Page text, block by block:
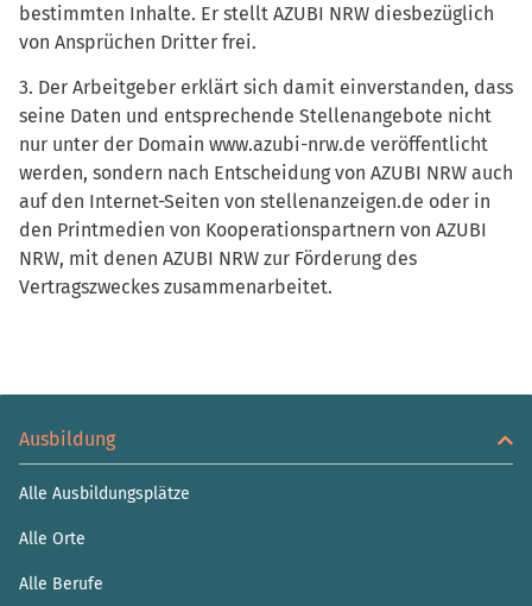
bestimmten Inhalte. Er stellt AZUBI NRW diesbezüglich
von Ansprüchen Dritter frei.
3. Der Arbeitgeber erklärt sich damit einverstanden, dass
seine Daten und entsprechende Stellenangebote nicht
nur unter der Domain www.azubi-nrw.de veröffentlicht
werden, sondern nach Entscheidung von AZUBI NRW auch
auf den Internet-Seiten von stellenanzeigen.de oder in
den Printmedien von Kooperationspartnern von AZUBI
NRW, mit denen AZUBI NRW zur Förderung des
Vertragszweckes zusammenarbeitet.
Ausbildung
Alle Ausbildungsplätze
Alle Orte
Alle Berufe